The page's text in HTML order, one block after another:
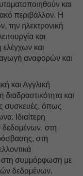
και
περιβάλλον. Η
την ηλεκτρονική
και
και
αναφορών και
και Αγγλική
και
συσκευές, όπως
Ιδιαίτερη
δεδομένων, στη
στη
στη συμμόρφωση με
δεδομένων.